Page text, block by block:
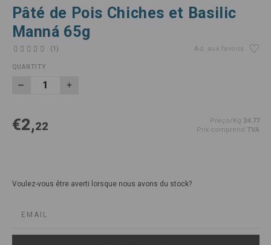
Pâté de Pois Chiches et Basilic
Manná 65g
(1) Ad. aux favoris
QUANTITY
€2,22 Preço/Kg 24.77
Prix comprend TVA
Voulez-vous être averti lorsque nous avons du stock?